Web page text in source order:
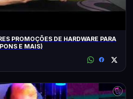
PROMOÇÕES DE HARDWARE PARA
E MAIS)